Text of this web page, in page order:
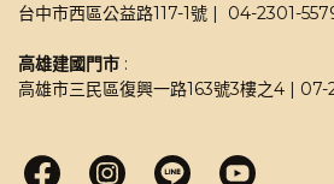
台中市西區公益路117-1號 |  04-2301-
高雄建國門市 :
高雄市三民區復興一路163號3樓之4 | 07-